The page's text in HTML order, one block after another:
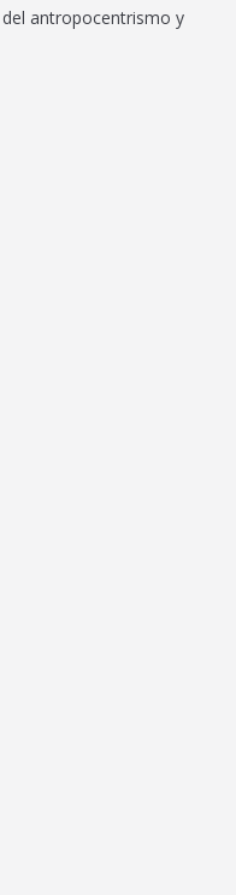
antropocentrismo y